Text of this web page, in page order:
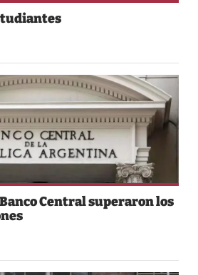
Central superaron los